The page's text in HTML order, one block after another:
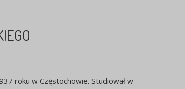
roku w Częstochowie. Studiował w